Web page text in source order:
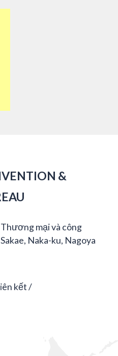
&
mại và công
Naka-ku, Nagoya
kết